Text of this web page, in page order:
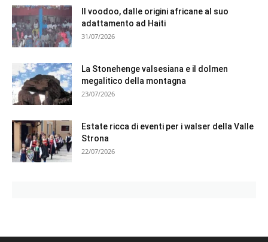
Il voodoo, dalle origini africane al suo
adattamento ad Haiti
31/07/2026
La Stonehenge valsesiana e il dolmen
megalitico della montagna
23/07/2026
Estate ricca di eventi per i walser della Valle
Strona
22/07/2026